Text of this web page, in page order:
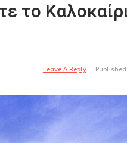
το
Published
Leave A Reply